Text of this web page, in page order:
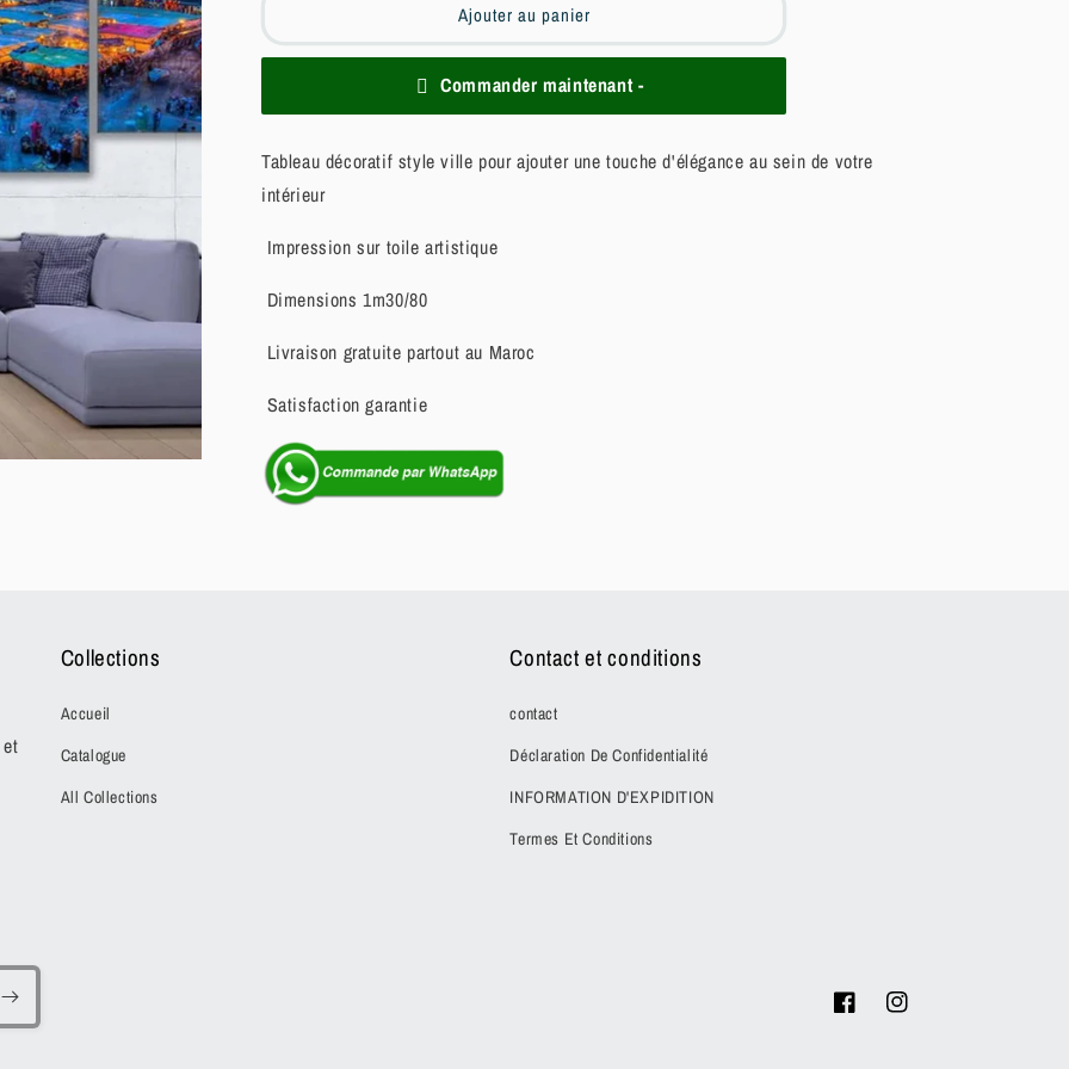
Ajouter au panier
Commander maintenant -
Tableau décoratif style ville pour ajouter une touche d'élégance au sein de votre
intérieur
Impression sur toile artistique
Dimensions 1m30/80
Livraison gratuite partout au Maroc
Satisfaction garantie
Collections
Accueil
Catalogue
All Collections
Contact et conditions
contact
Déclaration De Confidentialité
INFORMATION D'EXPIDITION
Termes Et Conditions
FacebookInstagram